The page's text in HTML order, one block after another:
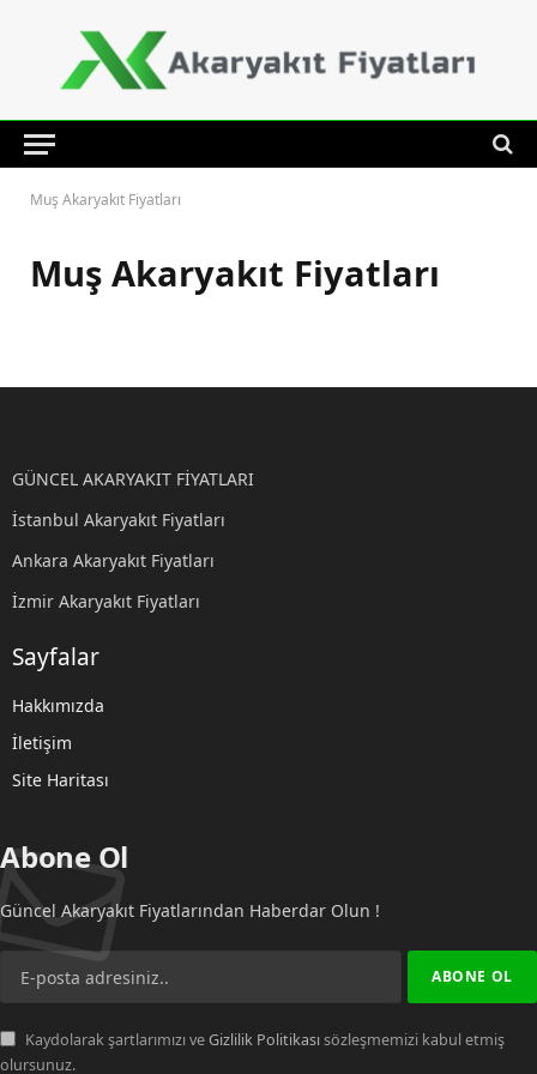
Muş Akaryakıt Fiyatları
Muş Akaryakıt Fiyatları
GÜNCEL AKARYAKIT FİYATLARI
İstanbul Akaryakıt Fiyatları
Ankara Akaryakıt Fiyatları
İzmir Akaryakıt Fiyatları
Sayfalar
Hakkımızda
İletişim
Site Haritası
Abone Ol
Güncel Akaryakıt Fiyatlarından Haberdar Olun !
Kaydolarak şartlarımızı veGizlilik Politikasısözleşmemizi kabul etmiş
olursunuz.